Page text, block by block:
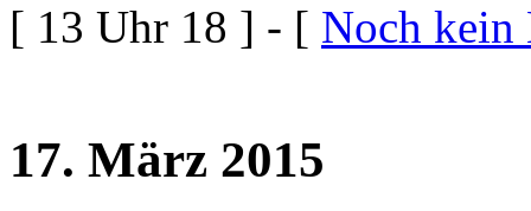
[ 13 Uhr 18 ] - [ Noch kein
17. März 2015